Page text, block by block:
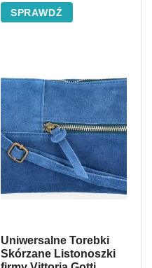
SPRAWDŹ
Uniwersalne Torebki
Skórzane Listonoszki